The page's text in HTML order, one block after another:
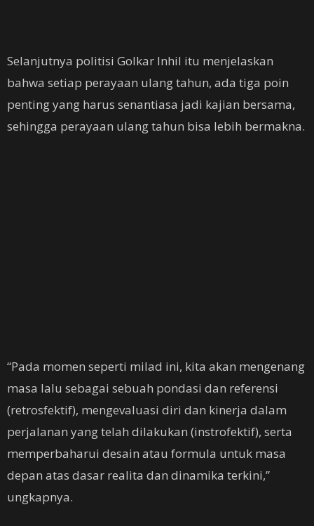
Selanjutnya politisi Golkar Inhil itu menjelaskan
bahwa setiap perayaan ulang tahun, ada tiga poin
penting yang harus senantiasa jadi kajian bersama,
sehingga perayaan ulang tahun bisa lebih bermakna.
“Pada momen seperti milad ini, kita akan mengenang
masa lalu sebagai sebuah pondasi dan referensi
(retrosfektif), mengevaluasi diri dan kinerja dalam
perjalanan yang telah dilakukan (instrofektif), serta
memperbaharui desain atau formula untuk masa
depan atas dasar realita dan dinamika terkini,”
ungkapnya.